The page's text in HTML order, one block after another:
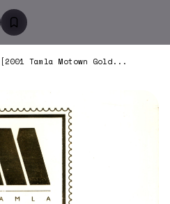
Tamla Motown Gold...